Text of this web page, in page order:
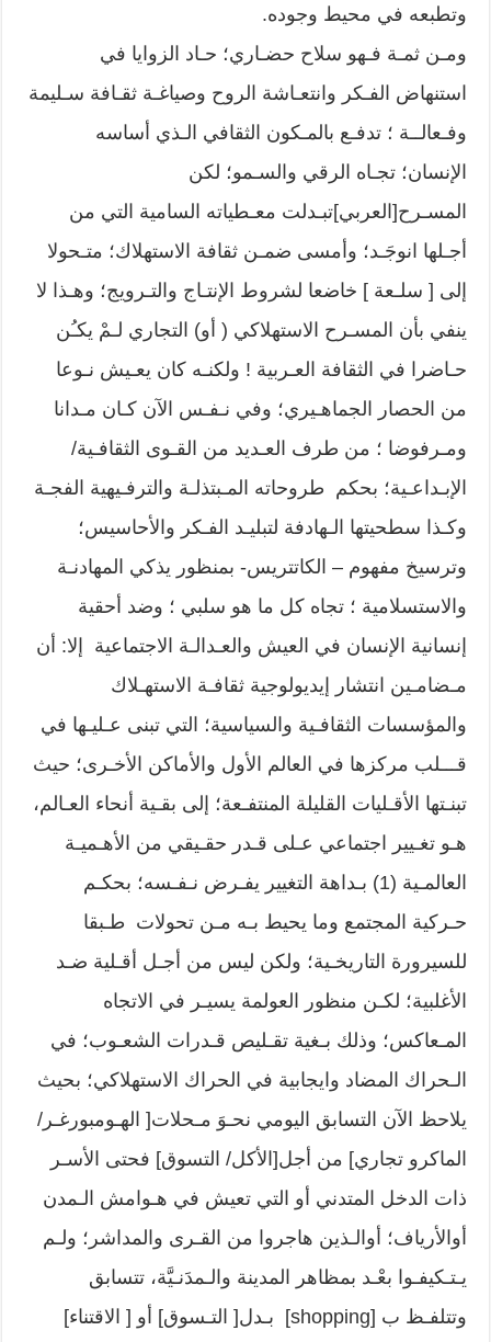
وتطبعه في محيط وجوده.
ومـن ثمـة فـهو سلاح حضـاري؛ حـاد الزوايا في
استنهاض الفـكر وانتعـاشة الروح وصياغـة ثقـافة سـليمة
وفـعالــة ؛ تدفـع بالمـكون الثقافي الـذي أساسه
الإنسان؛ تجـاه الرقي والسـمو؛ لكن
المسـرح[العربي]تبـدلت معـطياته السامية التي من
أجـلها انوجَـد؛ وأمسى ضمـن ثقافة الاستهلاك؛ متـحولا
إلى [ سلـعة ] خاضعا لشروط الإنتـاج والتـرويج؛ وهـذا لا
ينفي بأن المسـرح الاستهلاكي ( أو) التجاري لـمْ يكـُن
حـاضرا في الثقافة العـربية ! ولكنـه كان يعـيش نـوعا
من الحصار الجماهـيري؛ وفي نـفـس الآن كـان مـدانا
ومـرفوضا ؛ من طرف العـديد من القـوى الثقافـية/
الإبـداعـية؛ بحكم طروحاته المـبتذلـة والترفـيهية الفجـة
وكـذا سطحيتها الـهادفة لتبليـد الفـكر والأحاسيس؛
وترسيخ مفهوم – الكاتتريس- بمنظور يذكي المهادنـة
والاستسلامية ؛ تجاه كل ما هو سلبي ؛ وضد أحقية
إنسانية الإنسان في العيش والعـدالـة الاجتماعية إلا: أن
مـضامـين انتشار إيديولوجية ثقافـة الاستهـلاك
والمؤسسات الثقافـية والسياسية؛ التي تبنى عـليـها في
قـــلب مركزها في العالم الأول والأماكن الأخـرى؛ حيث
تبنـتها الأقـليات القليلة المنتفـعة؛ إلى بقـية أنحاء العـالم،
هـو تغـيير اجتماعي عـلى قـدر حقـيقي من الأهـميـة
العالمـية (1) بـداهة التغيير يفـرض نـفـسه؛ بحكـم
حـركية المجتمع وما يحيط بـه مـن تحولات طـبقا
للسيرورة التاريخـية؛ ولكن ليس من أجـل أقـلية ضـد
الأغلبية؛ لكـن منظور العولمة يسيـر في الاتجاه
المـعاكس؛ وذلك بـغية تقـليص قـدرات الشعـوب؛ في
الـحراك المضاد وايجابية في الحراك الاستهلاكي؛ بحيث
يلاحظ الآن التسابق اليومي نحـوَ مـحلات[ الهـومبورغـر/
الماكرو تجاري] من أجل[الأكل/ التسوق] فحتى الأسـر
ذات الدخل المتدني أو التي تعيش في هـوامش الـمدن
أوالأرياف؛ أوالـذين هاجروا من القـرى والمداشر؛ ولـم
يـتـكيفـوا بعْـد بمظاهر المدينة والـمدَنـيَّة، تتسابق
وتتلفـظ ب [shopping] بـدل[ التـسوق] أو [ الاقتناء]